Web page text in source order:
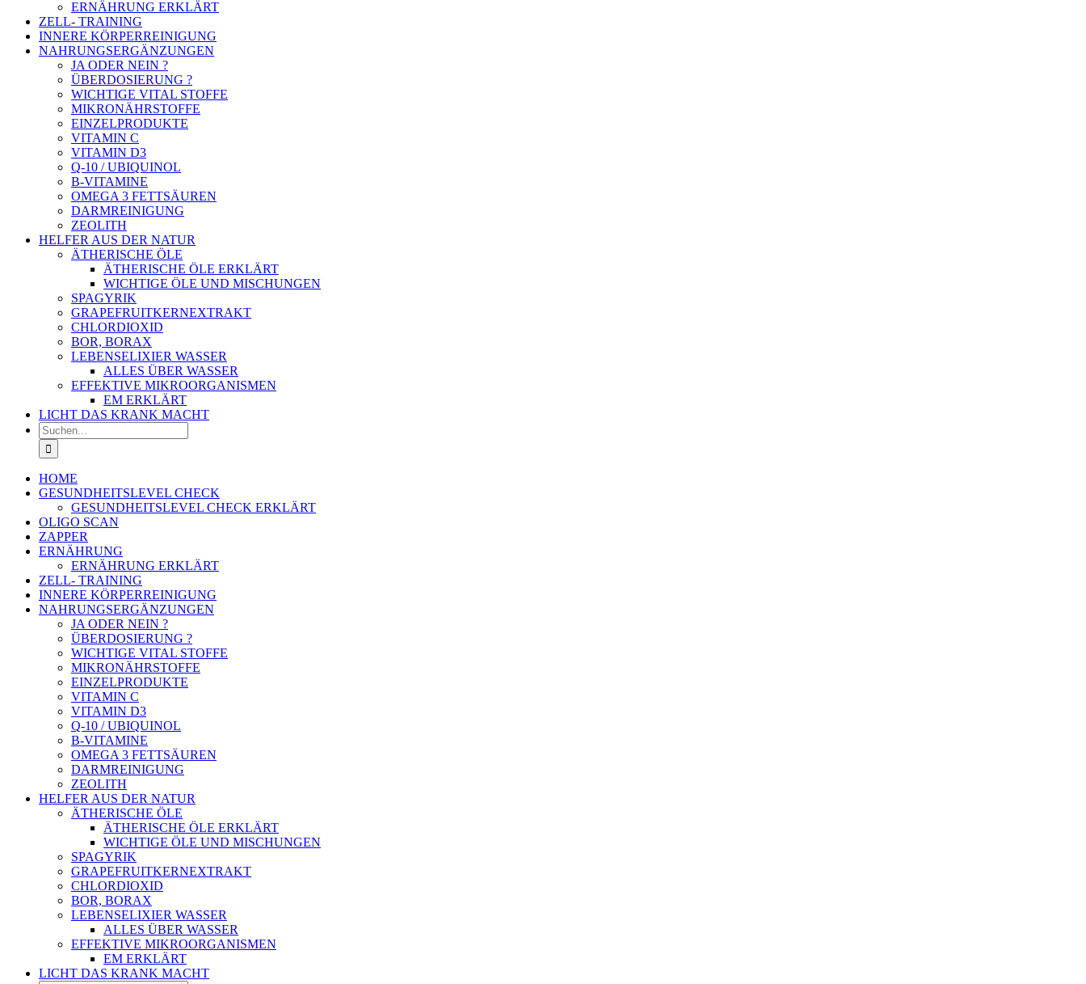
ERNÄHRUNG ERKLÄRT
ZELL- TRAINING
INNERE KÖRPERREINIGUNG
NAHRUNGSERGÄNZUNGEN
JA ODER NEIN ?
ÜBERDOSIERUNG ?
WICHTIGE VITAL STOFFE
MIKRONÄHRSTOFFE
EINZELPRODUKTE
VITAMIN C
VITAMIN D3
Q-10 / UBIQUINOL
B-VITAMINE
OMEGA 3 FETTSÄUREN
DARMREINIGUNG
ZEOLITH
HELFER AUS DER NATUR
ÄTHERISCHE ÖLE
ÄTHERISCHE ÖLE ERKLÄRT
WICHTIGE ÖLE UND MISCHUNGEN
SPAGYRIK
GRAPEFRUITKERNEXTRAKT
CHLORDIOXID
BOR, BORAX
LEBENSELIXIER WASSER
ALLES ÜBER WASSER
EFFEKTIVE MIKROORGANISMEN
EM ERKLÄRT
LICHT DAS KRANK MACHT
Suche
nach:
HOME
GESUNDHEITSLEVEL CHECK
GESUNDHEITSLEVEL CHECK ERKLÄRT
OLIGO SCAN
ZAPPER
ERNÄHRUNG
ERNÄHRUNG ERKLÄRT
ZELL- TRAINING
INNERE KÖRPERREINIGUNG
NAHRUNGSERGÄNZUNGEN
JA ODER NEIN ?
ÜBERDOSIERUNG ?
WICHTIGE VITAL STOFFE
MIKRONÄHRSTOFFE
EINZELPRODUKTE
VITAMIN C
VITAMIN D3
Q-10 / UBIQUINOL
B-VITAMINE
OMEGA 3 FETTSÄUREN
DARMREINIGUNG
ZEOLITH
HELFER AUS DER NATUR
ÄTHERISCHE ÖLE
ÄTHERISCHE ÖLE ERKLÄRT
WICHTIGE ÖLE UND MISCHUNGEN
SPAGYRIK
GRAPEFRUITKERNEXTRAKT
CHLORDIOXID
BOR, BORAX
LEBENSELIXIER WASSER
ALLES ÜBER WASSER
EFFEKTIVE MIKROORGANISMEN
EM ERKLÄRT
LICHT DAS KRANK MACHT